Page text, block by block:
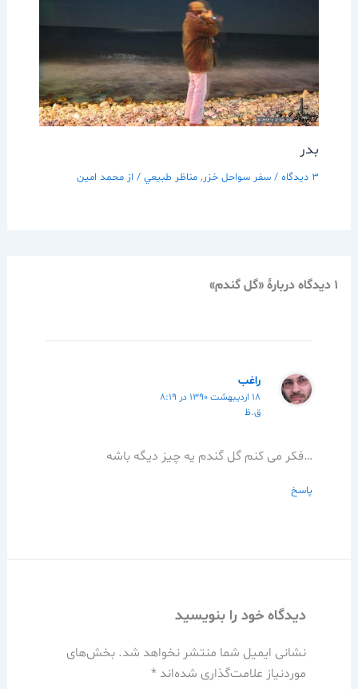
بدر
3 دیدگاه / سفر سواحل خزر, مناظر طبيعي/ از محمد امین
1 دیدگاه دربارهٔ «گل گندم»
راغب
۱۸ اردیبهشت ۱۳۹۰ در ۸:۱۹
ق.ظ
…فکر می کنم گل گندم یه چیز دیگه باشه
پاسخ
دیدگاه‌ خود را بنویسید
نشانی ایمیل شما منتشر نخواهد شد. بخش‌های
موردنیاز علامت‌گذاری شده‌اند *